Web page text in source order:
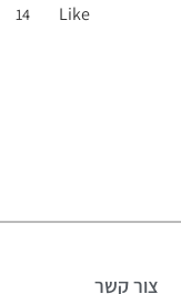
Like
14
צור קשר